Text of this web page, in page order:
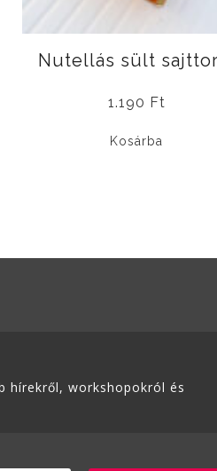
Nutellás sült
1.190 Ft
Kosárba
hírekről, workshopokról és